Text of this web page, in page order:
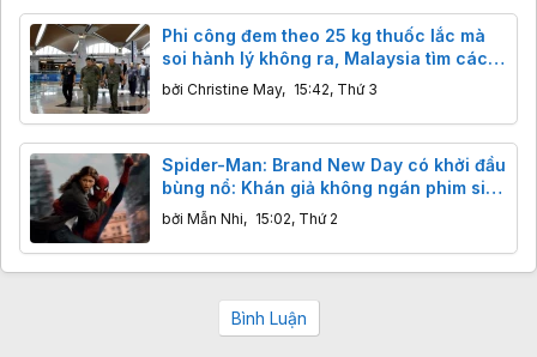
Phi công đem theo 25 kg thuốc lắc mà
soi hành lý không ra, Malaysia tìm cách
khắc phục lỗ hổng an ninh
bởi Christine May, 15:42, Thứ 3
Spider-Man: Brand New Day có khởi đầu
bùng nổ: Khán giả không ngán phim siêu
anh hùng, chỉ ngán phim chán!
bởi Mẫn Nhi, 15:02, Thứ 2
Bình Luận